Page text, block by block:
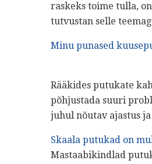
raskeks toime tulla,
tutvustan selle
Minu punased
Rääkides putukate
põhjustada suuri
juhul nõutav ajastus
Skaala putukad on
Mastaabikindlad